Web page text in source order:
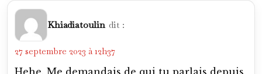
Khiadiatoulin dit :
27 septembre 2023 à 12h37
Hehe. Me demandais de qui tu parlais depuis